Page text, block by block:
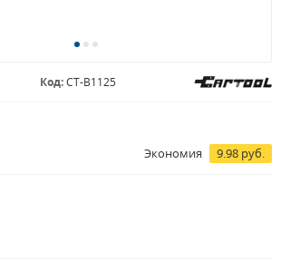
Код:CT-B1125
Экономия 9.98 руб.